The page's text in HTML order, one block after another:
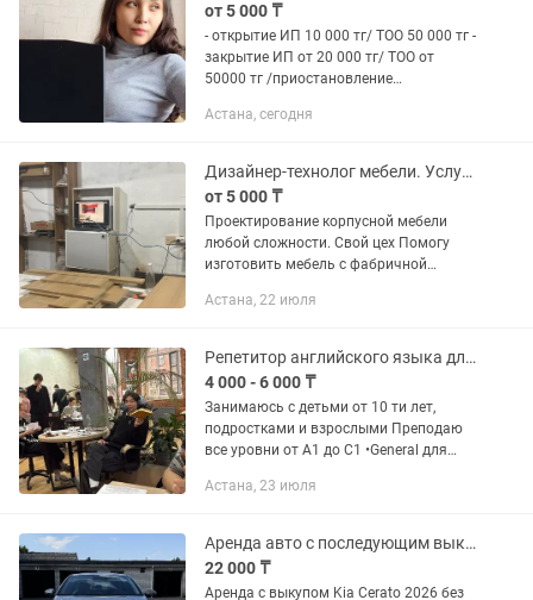
от 5 000 ₸
- открытие ИП 10 000 тг/ ТОО 50 000 тг -
закрытие ИП от 20 000 тг/ ТОО от
50000 тг /приостановление
ведение/сопровождение бизнеса от 50
Астана, сегодня
Дизайнер-технолог мебели. Услуга Присадка, Распил, Закатка
от 5 000 ₸
Проектирование корпусной мебели
любой сложности. Свой цех Помогу
изготовить мебель с фабричной
расходов. Благодаря грамотному
значительно...
Астана, 22 июля
Репетитор английского языка для учебы и работы IELTS business general
4 000 - 6 000 ₸
Занимаюсь с детьми от 10 ти лет,
подростками и взрослыми Преподаю
все уровни от А1 до С1 •General для
•Hospitality для сферы гостеприимства
Астана, 23 июля
Аренда авто с последующим выкупом
22 000 ₸
Аренда с выкупом Kia Cerato 2026 без